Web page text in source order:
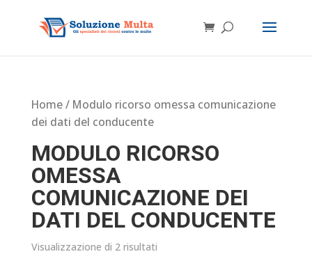
Home/ Modulo ricorso omessa comunicazione
dei dati del conducente
MODULO RICORSO
OMESSA
COMUNICAZIONE DEI
DATI DEL CONDUCENTE
Visualizzazione di 2 risultati